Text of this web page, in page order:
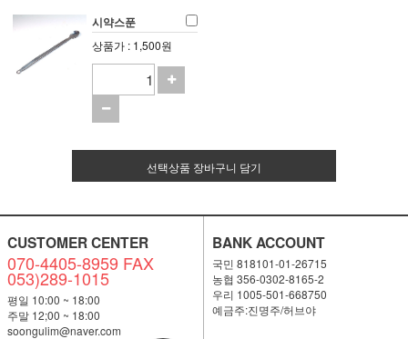
시약스푼
상품가 : 1,500원
선택상품 장바구니 담기
CUSTOMER CENTER
070-4405-8959 FAX
053)289-1015
평일 10:00 ~ 18:00
주말 12;00 ~ 18:00
soongulim@naver.com
BANK ACCOUNT
국민 818101-01-26715
농협 356-0302-8165-2
우리 1005-501-668750
예금주:진명주/허브야